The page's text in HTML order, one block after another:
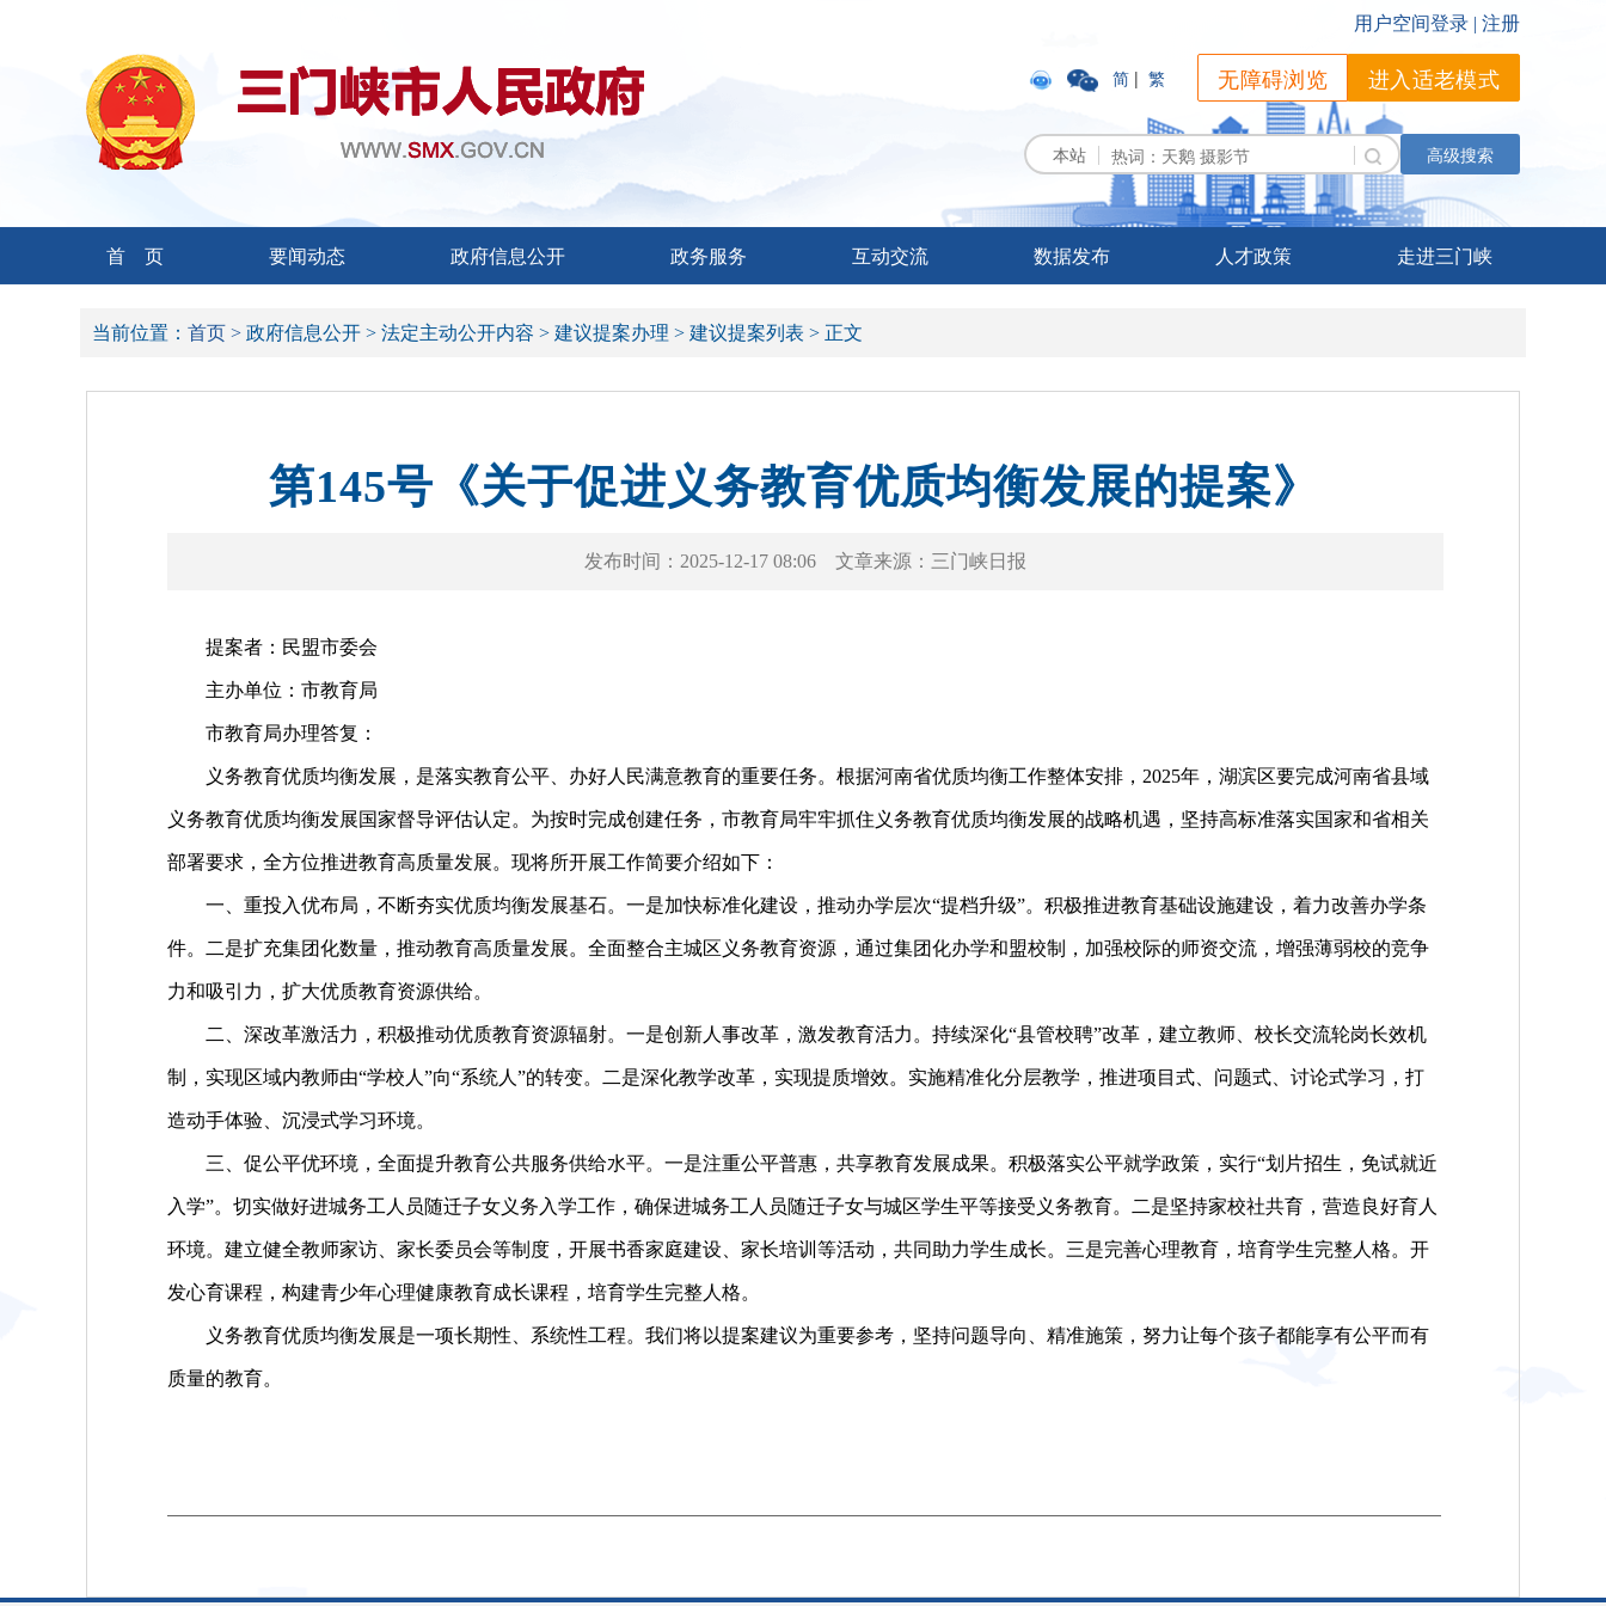
简 | 繁 无障碍浏览 进入适老模式
本站 高级搜索
首 页 要闻动态 政府信息公开 政务服务 互动交流 数据发布 人才政策 走进三门峡
当前位置： 首页 > 政府信息公开 > 法定主动公开内容 > 建议提案办理 > 建议提案列表 > 正文
第145号《关于促进义务教育优质均衡发展的提案》
发布时间： 2025-12-17 08:06 文章来源： 三门峡日报
提案者：民盟市委会
主办单位：市教育局
市教育局办理答复：
义务教育优质均衡发展，是落实教育公平、办好人民满意教育的重要任务。根据河南省优质均衡工作整体安排，2025年，湖滨区要完成河南省县域
义务教育优质均衡发展国家督导评估认定。为按时完成创建任务，市教育局牢牢抓住义务教育优质均衡发展的战略机遇，坚持高标准落实国家和省相关
部署要求，全方位推进教育高质量发展。现将所开展工作简要介绍如下：
一、重投入优布局，不断夯实优质均衡发展基石。一是加快标准化建设，推动办学层次“提档升级”。积极推进教育基础设施建设，着力改善办学条
件。二是扩充集团化数量，推动教育高质量发展。全面整合主城区义务教育资源，通过集团化办学和盟校制，加强校际的师资交流，增强薄弱校的竞争
力和吸引力，扩大优质教育资源供给。
二、深改革激活力，积极推动优质教育资源辐射。一是创新人事改革，激发教育活力。持续深化“县管校聘”改革，建立教师、校长交流轮岗长效机
制，实现区域内教师由“学校人”向“系统人”的转变。二是深化教学改革，实现提质增效。实施精准化分层教学，推进项目式、问题式、讨论式学习，打
造动手体验、沉浸式学习环境。
三、促公平优环境，全面提升教育公共服务供给水平。一是注重公平普惠，共享教育发展成果。积极落实公平就学政策，实行“划片招生，免试就近
入学”。切实做好进城务工人员随迁子女义务入学工作，确保进城务工人员随迁子女与城区学生平等接受义务教育。二是坚持家校社共育，营造良好育人
环境。建立健全教师家访、家长委员会等制度，开展书香家庭建设、家长培训等活动，共同助力学生成长。三是完善心理教育，培育学生完整人格。开
发心育课程，构建青少年心理健康教育成长课程，培育学生完整人格。
义务教育优质均衡发展是一项长期性、系统性工程。我们将以提案建议为重要参考，坚持问题导向、精准施策，努力让每个孩子都能享有公平而有
质量的教育。